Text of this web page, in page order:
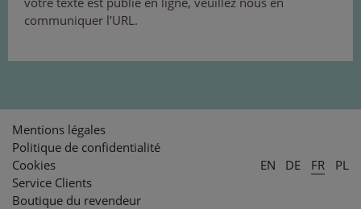
communiquer l’URL.
Mentions légales
Politique de confidentialité
Cookies
Service Clients
Boutique du revendeur
EN DE FR PL